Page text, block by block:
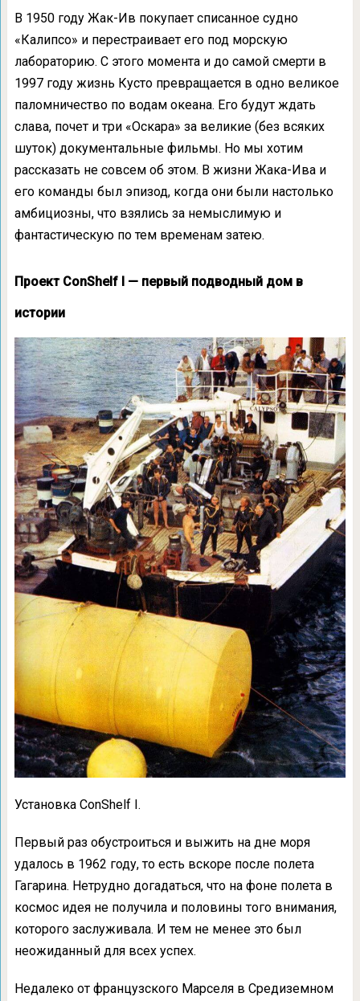
В 1950 году Жак-Ив покупает списанное судно
«Калипсо» и перестраивает его под морскую
лабораторию. С этого момента и до самой смерти в
1997 году жизнь Кусто превращается в одно великое
паломничество по водам океана. Его будут ждать
слава, почет и три «Оскара» за великие (без всяких
шуток) документальные фильмы. Но мы хотим
рассказать не совсем об этом. В жизни Жака-Ива и
его команды был эпизод, когда они были настолько
амбициозны, что взялись за немыслимую и
фантастическую по тем временам затею.
Проект ConShelf I — первый подводный дом в
истории
Установка ConShelf I.
Первый раз обустроиться и выжить на дне моря
удалось в 1962 году, то есть вскоре после полета
Гагарина. Нетрудно догадаться, что на фоне полета в
космос идея не получила и половины того внимания,
которого заслуживала. И тем не менее это был
неожиданный для всех успех.
Недалеко от французского Марселя в Средиземном